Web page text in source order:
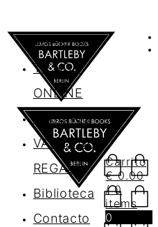
AGENDA
TIENDA
ONLINE
Nosotros
VALES DE
REGALO
Biblioteca
Contacto
Carrito
€0.00
/ 0
items
0